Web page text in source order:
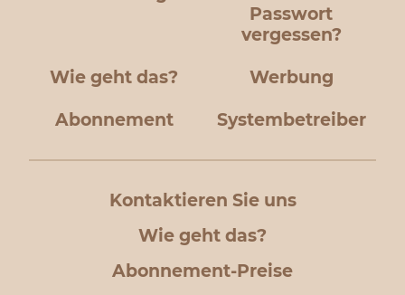
Passwort
vergessen?
Wie geht das? Werbung
Abonnement Systembetreiber
Kontaktieren Sie uns
Wie geht das?
Abonnement-Preise